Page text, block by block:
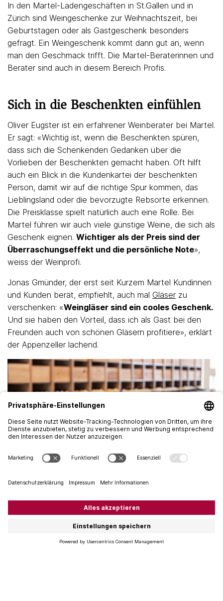
In den Martel-Ladengeschäften in St.Gallen und in
Zürich sind Weingeschenke zur Weihnachtszeit, bei
Geburtstagen oder als Gastgeschenk besonders
gefragt. Ein Weingeschenk kommt dann gut an, wenn
man den Geschmack trifft. Die Martel-Beraterinnen und
Berater sind auch in diesem Bereich Profis.
Sich in die Beschenkten einfühlen
Oliver Eugster ist ein erfahrener Weinberater bei Martel.
Er sagt: «Wichtig ist, wenn die Beschenkten spüren,
dass sich die Schenkenden Gedanken über die
Vorlieben der Beschenkten gemacht haben. Oft hilft
auch ein Blick in die Kundenkartei der beschenkten
Person, damit wir auf die richtige Spur kommen, das
Lieblingsland oder die bevorzugte Rebsorte erkennen.
Die Preisklasse spielt natürlich auch eine Rolle. Bei
Martel führen wir auch viele günstige Weine, die sich als
Geschenk eignen. Wichtiger als der Preis sind der
Überraschungseffekt und die persönliche Note»,
weiss der Weinprofi.
Jonas Gmünder, der erst seit Kurzem Martel Kundinnen
und Kunden berät, empfiehlt, auch mal Gläser zu
verschenken: «Weingläser sind ein cooles Geschenk.
Und sie haben den Vorteil, dass ich als Gast bei den
Freunden auch von schönen Gläsern profitiere», erklärt
der Appenzeller lachend.
Weingeschenke im geschäftlichen